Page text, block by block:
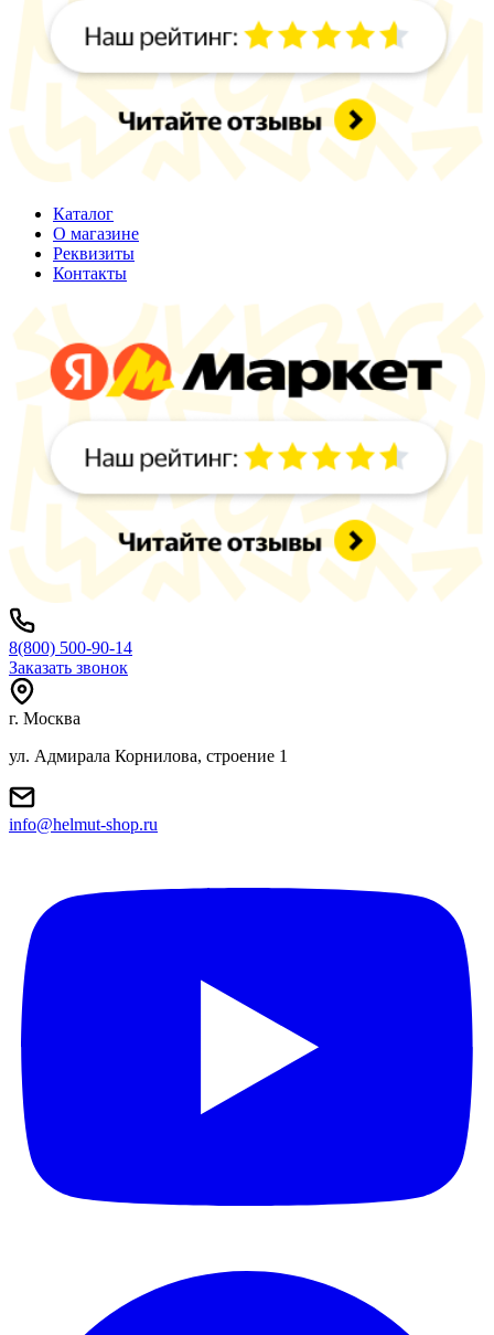
Каталог
О магазине
Реквизиты
Контакты
8(800) 500-90-14
Заказать звонок
г. Москва
ул. Адмирала Корнилова, строение 1
info@helmut-shop.ru